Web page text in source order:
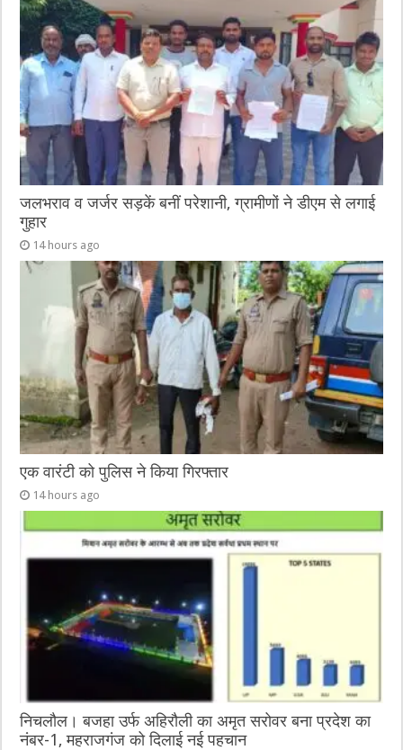
जलभराव व जर्जर सड़कें बनीं परेशानी, ग्रामीणों ने डीएम से लगाई
गुहार
14 hours ago
एक वारंटी को पुलिस ने किया गिरफ्तार
14 hours ago
निचलौल। बजहा उर्फ अहिरौली का अमृत सरोवर बना प्रदेश का
नंबर-1, महराजगंज को दिलाई नई पहचान